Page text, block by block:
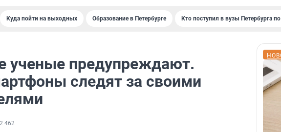
Куда пойти на выходных Образование в Петербурге Кто поступил в вузы Петербурга
ученые предупреждают.
следят за своими
462